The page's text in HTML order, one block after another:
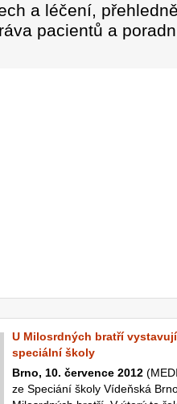
a léčení,
pacientů a
U Milosrdných bratří
speciální školy
Brno, 10. července 2012
ze Speciání školy Vídeňská